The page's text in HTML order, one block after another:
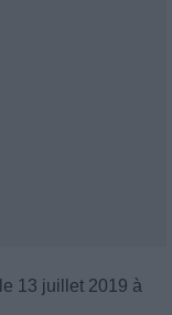
le 13 juillet 2019 à